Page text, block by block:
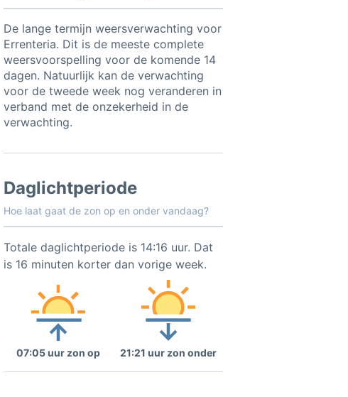
De lange termijn weersverwachting voor
Errenteria. Dit is de meeste complete
weersvoorspelling voor de komende 14
dagen. Natuurlijk kan de verwachting
voor de tweede week nog veranderen in
verband met de onzekerheid in de
verwachting.
Daglichtperiode
Hoe laat gaat de zon op en onder vandaag?
Totale daglichtperiode is 14:16 uur. Dat
is 16 minuten korter dan vorige week.
07:05 uur zon op 21:21 uur zon onder